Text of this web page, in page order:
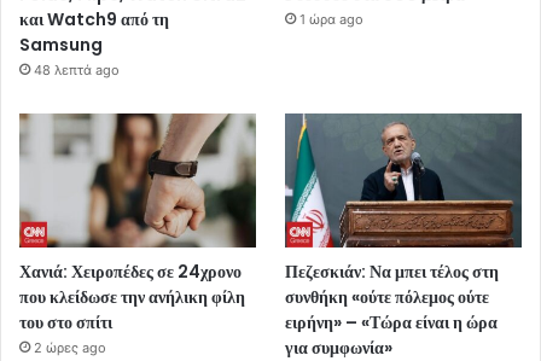
και Watch9 από τη
Samsung
48 λεπτά ago
1 ώρα ago
Χανιά: Χειροπέδες σε 24χρονο
που κλείδωσε την ανήλικη φίλη
του στο σπίτι
2 ώρες ago
Πεζεσκιάν: Να μπει τέλος στη
συνθήκη «ούτε πόλεμος ούτε
ειρήνη» – «Τώρα είναι η ώρα
για συμφωνία»